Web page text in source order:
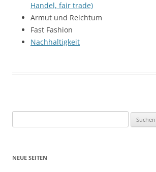
Handel, fair trade)
Armut und Reichtum
Fast Fashion
Nachhaltigkeit
nach:
NEUE SEITEN